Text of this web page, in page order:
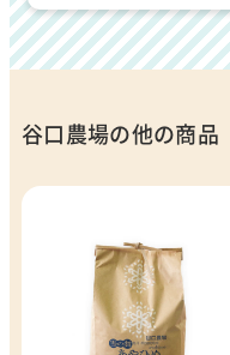
谷口農場の他の商品